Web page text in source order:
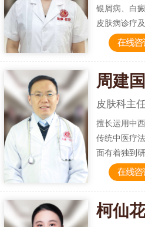
银屑病、白
皮肤病诊疗
周建国
皮肤科主
擅长运用中
传统中医疗
面有着独到
柯仙花